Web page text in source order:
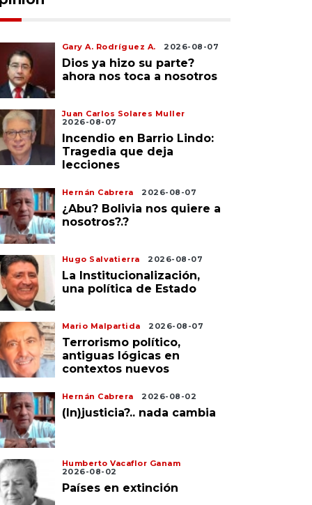
Gary A. Rodríguez A. 2026-08-07
Dios ya hizo su parte?
ahora nos toca a nosotros
Juan Carlos Solares Muller
2026-08-07
Incendio en Barrio Lindo:
Tragedia que deja
lecciones
Hernán Cabrera 2026-08-07
¿Abu? Bolivia nos quiere a
nosotros?.?
Hugo Salvatierra 2026-08-07
La Institucionalización,
una política de Estado
Mario Malpartida 2026-08-07
Terrorismo político,
antiguas lógicas en
contextos nuevos
Hernán Cabrera 2026-08-02
(In)justicia?.. nada cambia
Humberto Vacaflor Ganam
2026-08-02
Países en extinción